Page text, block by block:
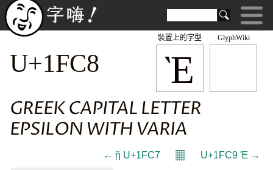
GlyphWiki
Ὲ
裝置上的字型
U+1FC8
GREEK CAPITAL LETTER
EPSILON WITH VARIA
← ῇ U+1FC7 𝄜 U+1FC9 Έ →